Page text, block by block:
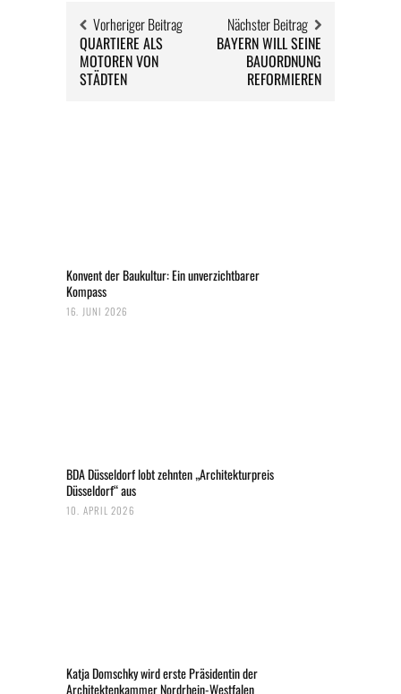
Vorheriger Beitrag
QUARTIERE ALS
MOTOREN VON
STÄDTEN
Nächster Beitrag
BAYERN WILL SEINE
BAUORDNUNG
REFORMIEREN
Konvent der Baukultur: Ein unverzichtbarer
Kompass
16. JUNI 2026
BDA Düsseldorf lobt zehnten „Architekturpreis
Düsseldorf“ aus
10. APRIL 2026
Katja Domschky wird erste Präsidentin der
Architektenkammer Nordrhein-Westfalen